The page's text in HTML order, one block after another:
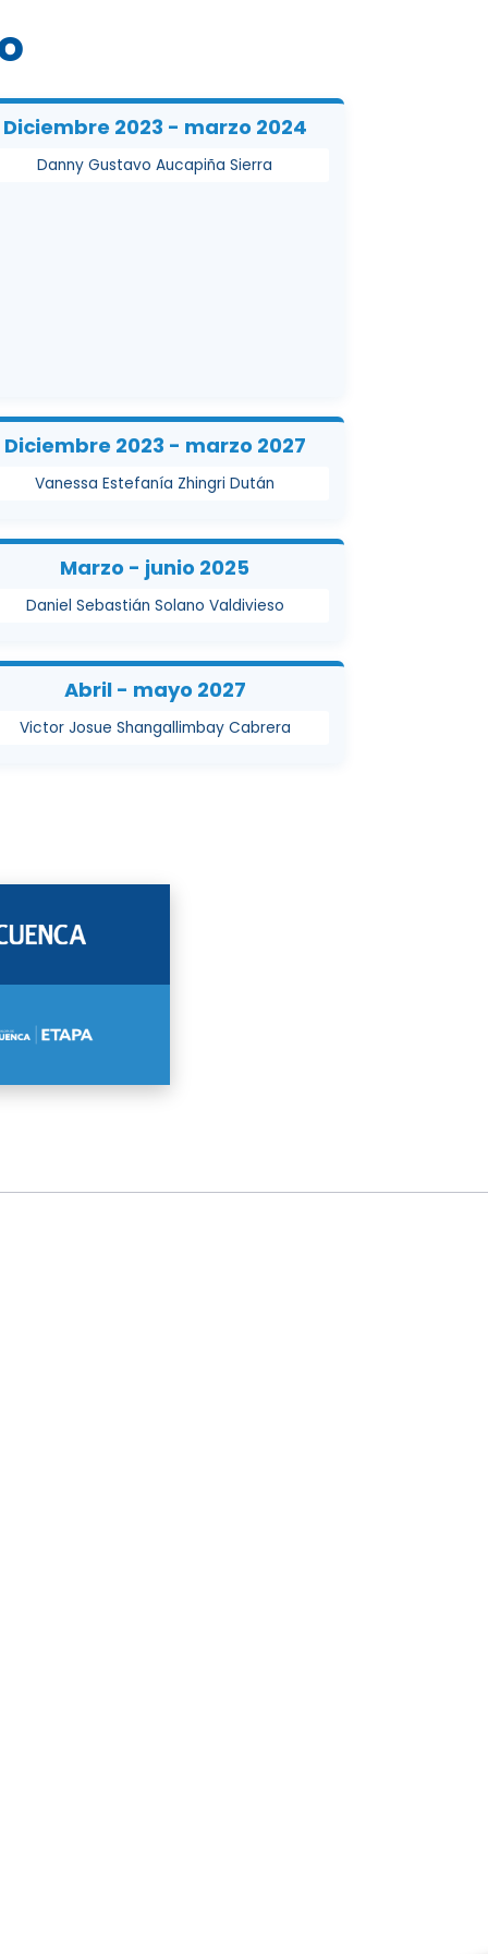
Diciembre 2023 - marzo 2024
Danny Gustavo Aucapiña Sierra
Diciembre 2023 - marzo 2027
Vanessa Estefanía Zhingri Dután
Marzo - junio 2025
Daniel Sebastián Solano Valdivieso
Abril - mayo 2027
Victor Josue Shangallimbay Cabrera